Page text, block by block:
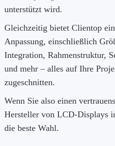
unterstützt wird.
Gleichzeitig bietet Clientop
Anpassung, einschließlich
Integration, Rahmenstruktur,
und mehr – alles auf Ihre
zugeschnitten.
Wenn Sie also einen
Hersteller von LCD-Displays
die beste Wahl.